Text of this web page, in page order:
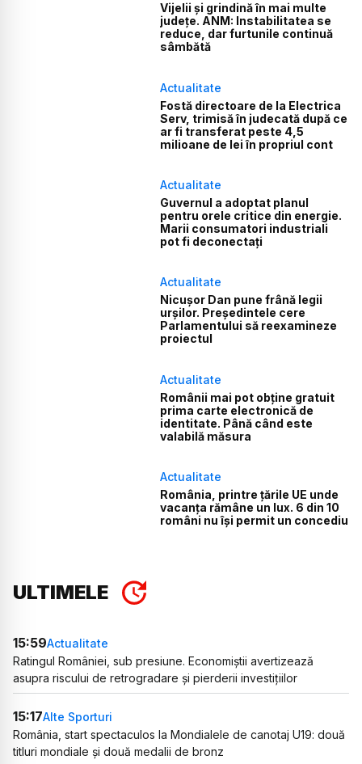
Vijelii și grindină în mai multe
județe. ANM: Instabilitatea se
reduce, dar furtunile continuă
sâmbătă
Actualitate
Fostă directoare de la Electrica
Serv, trimisă în judecată după ce
ar fi transferat peste 4,5
milioane de lei în propriul cont
Actualitate
Guvernul a adoptat planul
pentru orele critice din energie.
Marii consumatori industriali
pot fi deconectați
Actualitate
Nicușor Dan pune frână legii
urșilor. Președintele cere
Parlamentului să reexamineze
proiectul
Actualitate
Românii mai pot obține gratuit
prima carte electronică de
identitate. Până când este
valabilă măsura
Actualitate
România, printre țările UE unde
vacanța rămâne un lux. 6 din 10
români nu își permit un concediu
ULTIMELE
15:59Actualitate
Ratingul României, sub presiune. Economiștii avertizează
asupra riscului de retrogradare și pierderii investițiilor
15:17Alte Sporturi
România, start spectaculos la Mondialele de canotaj U19: două
titluri mondiale și două medalii de bronz